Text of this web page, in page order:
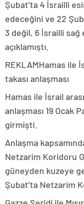
Şubat’ta 4 İsrailli
edeceğini ve 22
3 değil, 6 İsrailli sağ
açıklamıştı.
REKLAMHamas ile
takası anlaşması
Hamas ile İsrail
anlaşması 19 Ocak
girmişti.
Anlaşma
Netzarim Koridoru
güneyden kuzeye
Şubat’ta Netzarim